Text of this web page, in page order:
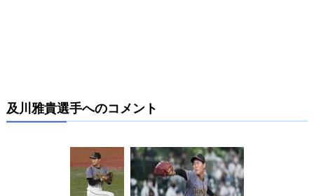
及川雅貴選手へのコメント